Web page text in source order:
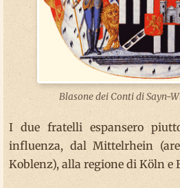
Blasone dei Conti di Sayn-
I due fratelli espansero
influenza, dal Mittelrhein
Koblenz), alla regione di Köln e